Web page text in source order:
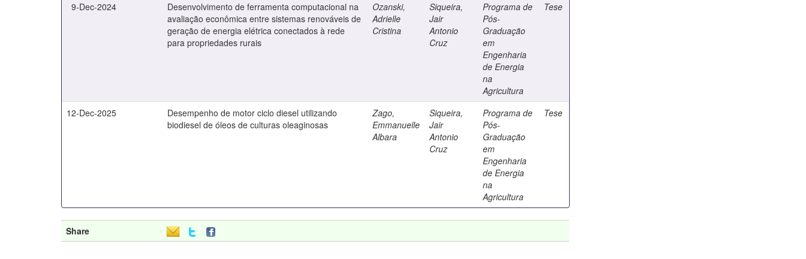
9-Dec-2024
Desenvolvimento de ferramenta computacional na
avaliação econômica entre sistemas renováveis de
geração de energia elétrica conectados à rede
para propriedades rurais
Ozanski,
Adrielle
Cristina
Siqueira,
Jair
Antonio
Cruz
Programa de
Pós-
Graduação
em
Engenharia
de Energia
na
Agricultura
Tese
12-Dec-2025
Desempenho de motor ciclo diesel utilizando
biodiesel de óleos de culturas oleaginosas
Zago,
Emmanuelle
Albara
Siqueira,
Jair
Antonio
Cruz
Programa de
Pós-
Graduação
em
Engenharia
de Energia
na
Agricultura
Tese
Share